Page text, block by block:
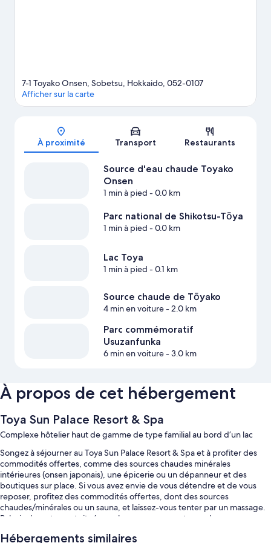
Carte
7-1 Toyako Onsen, Sobetsu, Hokkaido, 052-0107
Afficher sur la carte
À proximité Transport Restaurants
Source d'eau chaude Toyako
Onsen
1 min à pied - 0.0 km
Parc national de Shikotsu-Tōya
1 min à pied - 0.0 km
Lac Toya
1 min à pied - 0.1 km
Source chaude de Tōyako
4 min en voiture- 2.0 km
Parc commémoratif
Usuzanfunka
6 min en voiture- 3.0 km
À propos de cet hébergement
Toya Sun Palace Resort & Spa
Complexe hôtelier haut de gamme de type familial au bord d’un lac
Songez à séjourner au Toya Sun Palace Resort & Spa et à profiter des
commodités offertes, comme des sources chaudes minérales
intérieures (onsen japonais), une épicerie ou un dépanneur et des
boutiques sur place. Si vous avez envie de vous détendre et de vous
reposer, profitez des commodités offertes, dont des sources
chaudes/minérales ou un sauna, et laissez-vous tenter par un massage.
Palacio, le restaurant situé sur place propose ces types de repas :
piscine.L’accès inclus au Wi-Fi dans les chambres est à la disposition de
Hébergements similaires